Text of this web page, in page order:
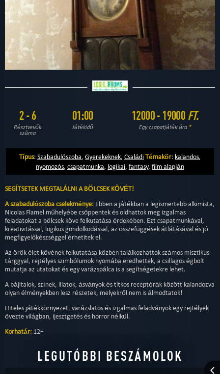
2 - 6
Résztvevők
száma
01:00
Játékidő
12000 - 19000 FT.
Egy csapatjáték ára *
Típus: Szabadulószoba, Gyerekeknek, CsaládiTémakör: kalandos,
nyomozós, csapatmunka, logikai, fantasy, film alapján
SEGÍTSETEK MEGTALÁLNI A BÖLCSEK KÖVÉT!
A szabadulószoba cselekménye: Ebben a játékban a legismertebb alkimista,
Nicolas Flamel műhelyébe csöppentek és oldhattok meg izgalmas
feladatokat a bölcsek köve felkutatása érdekében. Ezt csapatmunkával,
kreativitással, logikus gondolkodással, az összefüggések átlátásával és jó
megfigyelőkészséggel érhetitek el.
Az örök élet kövének felkutatása közben találkozhattok számos misztikus
tárggyal, rejtélyes szimbólumok nyomába eredhettek, a csillagos égbolt
mutatja az utatokat és egy varázspálca is a segítségetekre lehet.
A bájitalok, színek, illatok, ásványok és titkos receptórák között kalandozva
olyan élményekben lesz részetek, melyekről nem is álmodtatok!
Hiteles játékkörnyezet, varázslatos és izgalmas feladványok egy rejtélyek
övezte világban, ijesztgetés és horror nélkül.
Korhatár: 12+
LEGUTÓBBI BESZÁMOLOK